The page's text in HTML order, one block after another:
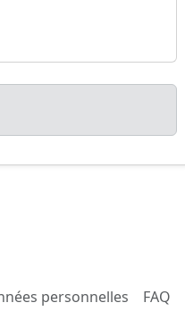
personnelles FAQ